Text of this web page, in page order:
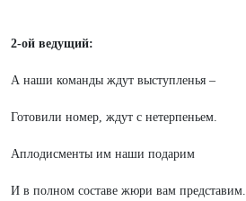
2-ой ведущий:
А наши команды ждут выступленья –
Готовили номер, ждут с нетерпеньем.
Аплодисменты им наши подарим
И в полном составе жюри вам представим.